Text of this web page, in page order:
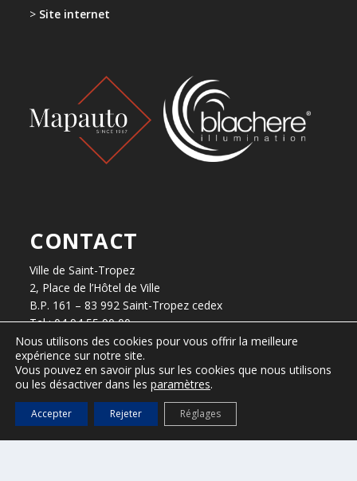
> Site internet
CONTACT
Ville de Saint-Tropez
2, Place de l’Hôtel de Ville
B.P. 161 – 83 992 Saint-Tropez cedex
Tel : 04 94 55 90 00
Horaires d’ouverture
Du lundi au vendredi, de 8h30 à 12h30 et de 13h30 à 17h.
Nous utilisons des cookies pour vous offrir la meilleure
expérience sur notre site.
Vous pouvez en savoir plus sur les cookies que nous utilisons
ou les désactiver dans les paramètres.
Accepter Rejeter Réglages